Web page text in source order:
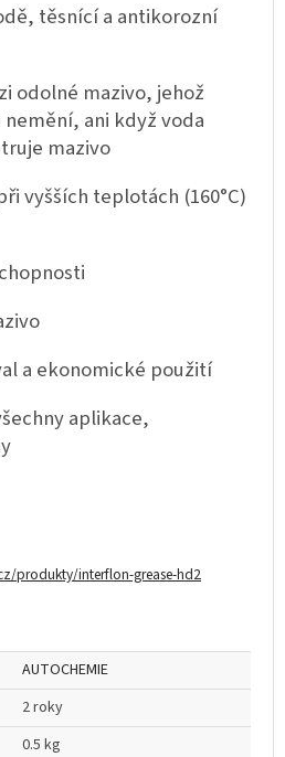
těsnící a antikorozní
odolné mazivo, jehož
ani když voda
mazivo
vyšších teplotách (160°C)
a ekonomické použití
aplikace,
produkty/interflon-grease-hd2
AUTOCHEMIE
2 roky
0.5 kg